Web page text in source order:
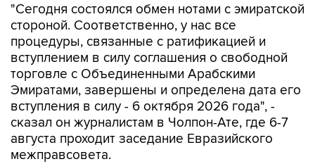
"Сегодня состоялся обмен нотами с эмиратской
стороной. Соответственно, у нас все
процедуры, связанные с ратификацией и
вступлением в силу соглашения о свободной
торговле с Объединенными Арабскими
Эмиратами, завершены и определена дата его
вступления в силу - 6 октября 2026 года", -
сказал он журналистам в Чолпон-Ате, где 6-7
августа проходит заседание Евразийского
межправсовета.